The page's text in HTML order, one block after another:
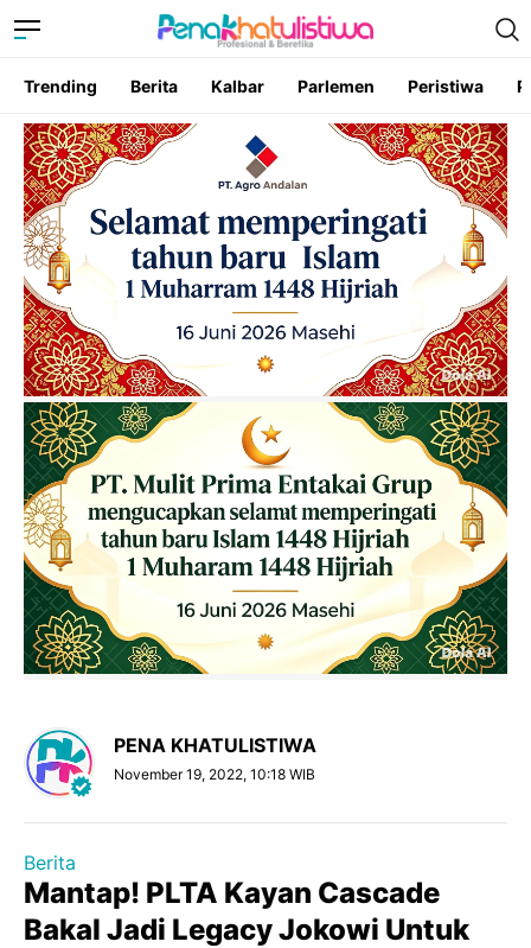
Trending Berita Kalbar Parlemen Peristiwa
PENA KHATULISTIWA
November 19, 2022, 10:18 WIB
Berita
Mantap! PLTA Kayan Cascade
Bakal Jadi Legacy Jokowi Untuk